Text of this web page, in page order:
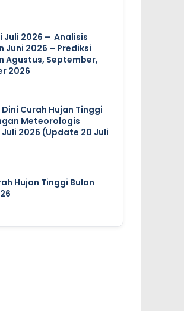
Juli 2026 – Analisis
Juni 2026 – Prediksi
Agustus, September,
2026
Curah Hujan Tinggi
Meteorologis
2026 (Update 20 Juli
Hujan Tinggi Bulan